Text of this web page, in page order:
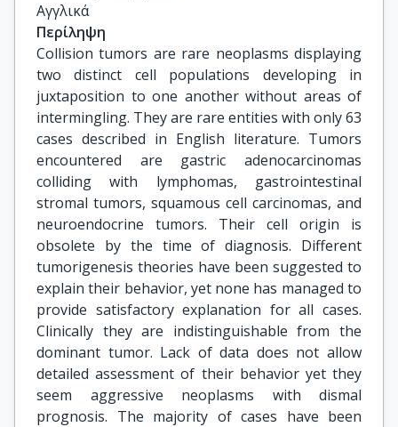
Αγγλικά
Περίληψη
Collision tumors are rare neoplasms displaying
two distinct cell populations developing in
juxtaposition to one another without areas of
intermingling. They are rare entities with only 63
cases described in English literature. Tumors
encountered are gastric adenocarcinomas
colliding with lymphomas, gastrointestinal
stromal tumors, squamous cell carcinomas, and
neuroendocrine tumors. Their cell origin is
obsolete by the time of diagnosis. Different
tumorigenesis theories have been suggested to
explain their behavior, yet none has managed to
provide satisfactory explanation for all cases.
Clinically they are indistinguishable from the
dominant tumor. Lack of data does not allow
detailed assessment of their behavior yet they
seem aggressive neoplasms with dismal
prognosis. The majority of cases have been